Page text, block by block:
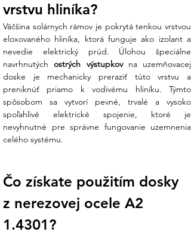
Zjednodušená inštalácia:
dizajn umožňuje jednoduché vloženie
dosky pod stredové alebo krajné svorky
počas montáže panelov, čím sa šetrí čas
a znižujú náklady na prácu.
Zvýšená bezpečnosť systému:
Správne uzemnenie minimalizuje riziko
úrazu elektrickým prúdom a chráni citlivú
elektroniku (optimalizátory, striedače)
pred poškodením statickým nábojom.
istí, či váš projekt vyžaduje uzemňovaciu
dosku pod každý panel? Náš tím v
Ensun vám poradí s normami pre
revízia bezproblémová.
vrstvu hliníka?
Väčšina solárnych rámov je pokrytá tenkou vrstvou
eloxovaného hliníka, ktorá funguje ako izolant a
nevedie elektrický prúd. Úlohou špeciálne
navrhnutých ostrých výstupkov na uzemňovacej
doske je mechanicky preraziť túto vrstvu a
preniknúť priamo k vodivému hliníku. Týmto
spôsobom sa vytvorí pevné, trvalé a vysoko
spoľahlivé elektrické spojenie, ktoré je
nevyhnutné pre správne fungovanie uzemnenia
celého systému.
Čo získate použitím dosky
z nerezovej ocele A2
1.4301?